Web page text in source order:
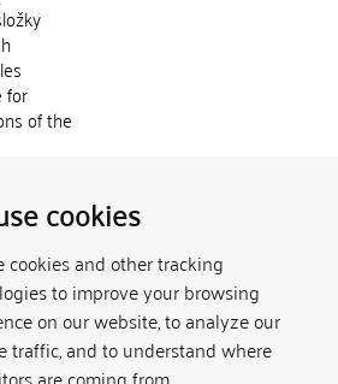
cookies
cookies and other tracking
to improve your browsing
on our website, to analyze our
traffic, and to understand where
for
of the
k
vydávány
jinou
autora.
shall not
of